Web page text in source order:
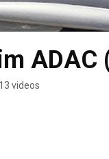
ADAC
13 videos